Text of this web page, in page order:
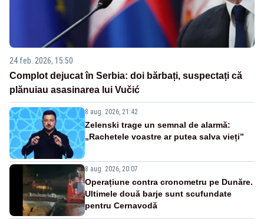
24 feb. 2026, 15:50
Complot dejucat în Serbia: doi bărbați, suspectați că
plănuiau asasinarea lui Vučić
8 aug. 2026, 21:42
Zelenski trage un semnal de alarmă:
„Rachetele voastre ar putea salva vieți”
8 aug. 2026, 20:07
Operațiune contra cronometru pe Dunăre.
Ultimele două barje sunt scufundate
pentru Cernavodă